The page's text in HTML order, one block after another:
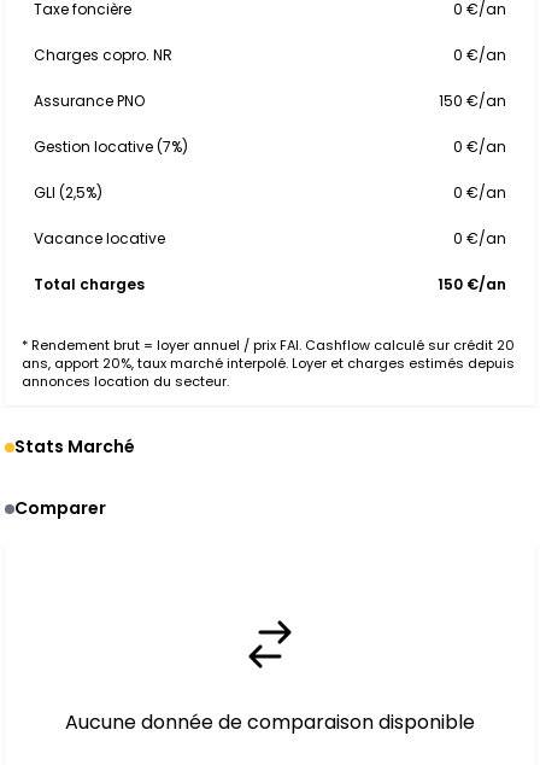
Taxe foncière 0 €/an
Charges copro. NR 0 €/an
Assurance PNO 150 €/an
Gestion locative (7%) 0 €/an
GLI (2,5%) 0 €/an
Vacance locative 0 €/an
Total charges 150 €/an
* Rendement brut = loyer annuel / prix FAI. Cashflow calculé sur crédit 20
ans, apport 20%, taux marché interpolé. Loyer et charges estimés depuis
annonces location du secteur.
Stats Marché
Comparer
Aucune donnée de comparaison disponible